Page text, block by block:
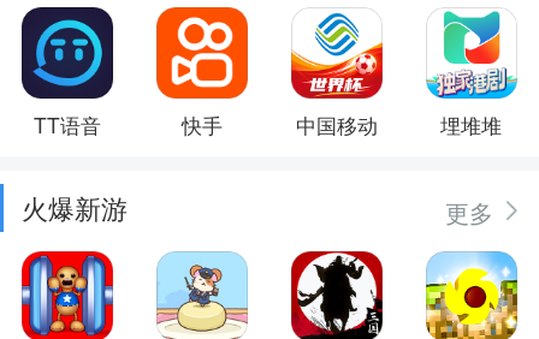
TT语音 快手 中国移动 埋堆堆
火爆新游 更多